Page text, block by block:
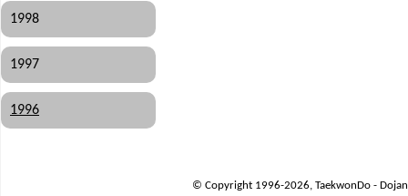
1998
1997
1996
© Copyright 1996-2026, TaekwonDo -